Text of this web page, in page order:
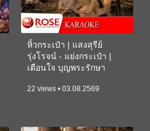
หิ้วกระเป๋า | แสงสุรีย์
รุ่งโรจน์ - แย่งกระเป๋า |
เตือนใจ บุญพระรักษา
22 views • 03.08.2569